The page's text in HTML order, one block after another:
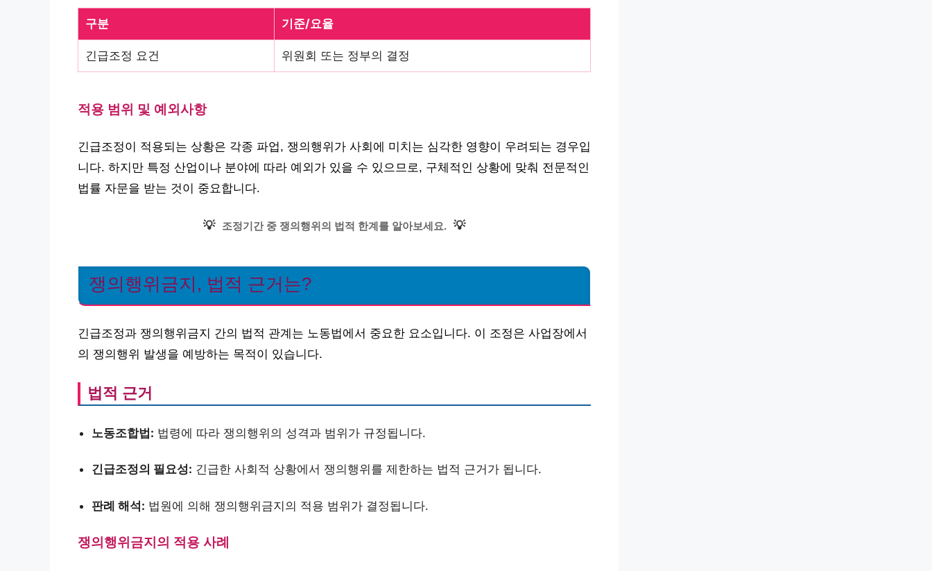
구분 기준/요율
긴급조정 요건 위원회 또는 정부의 결정
적용 범위 및 예외사항
긴급조정이 적용되는 상황은 각종 파업, 쟁의행위가 사회에 미치는 심각한 영향이 우려되는 경우입
니다. 하지만 특정 산업이나 분야에 따라 예외가 있을 수 있으므로, 구체적인 상황에 맞춰 전문적인
법률 자문을 받는 것이 중요합니다.
💡 조정기간 중 쟁의행위의 법적 한계를 알아보세요. 💡
쟁의행위금지, 법적 근거는?
긴급조정과 쟁의행위금지 간의 법적 관계는 노동법에서 중요한 요소입니다. 이 조정은 사업장에서
의 쟁의행위 발생을 예방하는 목적이 있습니다.
법적 근거
노동조합법: 법령에 따라 쟁의행위의 성격과 범위가 규정됩니다.
긴급조정의 필요성: 긴급한 사회적 상황에서 쟁의행위를 제한하는 법적 근거가 됩니다.
판례 해석: 법원에 의해 쟁의행위금지의 적용 범위가 결정됩니다.
쟁의행위금지의 적용 사례